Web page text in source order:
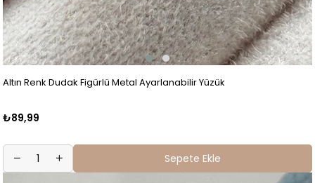
Altın Renk Dudak Figürlü Metal Ayarlanabilir Yüzük
₺89,99
Sepete Ekle